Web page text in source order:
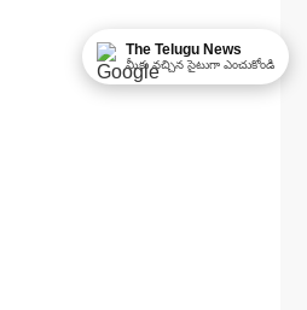
The Telugu News
మీకు నచ్చిన సైటుగా ఎంచుకోండి